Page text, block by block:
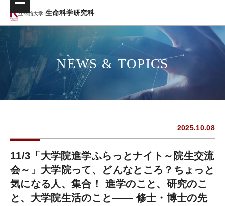
立命館大学 生命科学研究科
NEWS & TOPICS
2025.10.08
11/3「大学院進学ふらっとナイト～院生交流
会～」大学院って、どんなところ？ちょっと
気になる人、集合！ 進学のこと、研究のこ
と、大学院生活のこと—— 修士・博士の先